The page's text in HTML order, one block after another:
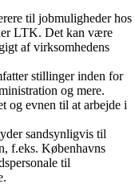
til jobmuligheder hos
LTK. Det kan være
af virksomhedens
stillinger inden for
og mere.
og evnen til at arbejde i
sandsynligvis til
f.eks. Københavns
til